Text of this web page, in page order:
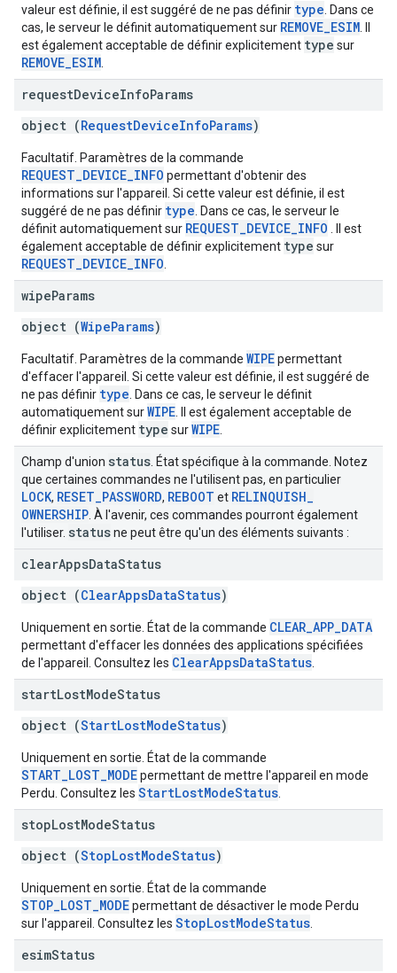
valeur est définie, il est suggéré de ne pas définir type . Dans ce
cas, le serveur le définit automatiquement sur REMOVE_ESIM
est également acceptable de définir explicitement type sur
REMOVE_ESIM
requestDeviceInfoParams
object (RequestDeviceInfoParams)
Facultatif. Paramètres de la commande
REQUEST_DEVICE_INFO permettant d'obtenir des
informations sur l'appareil. Si cette valeur est définie, il est
suggéré de ne pas définir type . Dans ce cas, le serveur le
définit automatiquement sur REQUEST_DEVICE_INFO . Il est
également acceptable de définir explicitement type sur
REQUEST_DEVICE_INFO
wipeParams
object (WipeParams)
Facultatif. Paramètres de la commande WIPEpermettant
d'effacer l'appareil. Si cette valeur est définie, il est suggéré de
ne pas définir type . Dans ce cas, le serveur le définit
automatiquement surWIPE . Il est également acceptable de
définir explicitement type surWIPE
Champ d'union status . État spécifique à la commande. Notez
que certaines commandes ne l'utilisent pas, en particulier
LOCK, RESET_PASSWORD, REBOOT et RELINQUISH_
OWNERSHIP . À l'avenir, ces commandes pourront également
l'utiliser. statusne peut être qu'un des éléments suivants :
clearAppsDataStatus
object (ClearAppsDataStatus)
Uniquement en sortie. État de la commande CLEAR_APP_DATA
permettant d'effacer les données des applications spécifiées
de l'appareil. Consultez les ClearAppsDataStatus
startLostModeStatus
object (StartLostModeStatus)
Uniquement en sortie. État de la commande
START_LOST_MODEpermettant de mettre l'appareil en mode
Perdu. Consultez les StartLostModeStatus
stopLostModeStatus
object (StopLostModeStatus)
Uniquement en sortie. État de la commande
STOP_LOST_MODEpermettant de désactiver le mode Perdu
sur l'appareil. Consultez les StopLostModeStatus
esimStatus